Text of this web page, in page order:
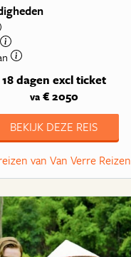
18 dagen excl ticket
va€ 2050
BEKIJK DEZE REIS
van Van Verre Reizen